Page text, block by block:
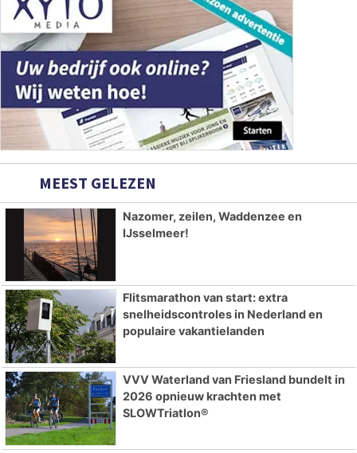
MEEST GELEZEN
Nazomer, zeilen, Waddenzee en
IJsselmeer!
Flitsmarathon van start: extra
snelheidscontroles in Nederland en
populaire vakantielanden
VVV Waterland van Friesland bundelt in
2026 opnieuw krachten met
SLOWTriatlon®